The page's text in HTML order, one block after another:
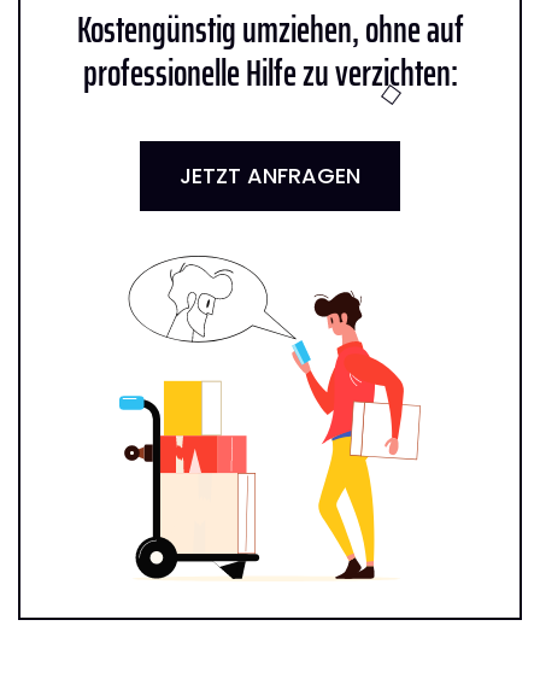
Kostengünstig umziehen, ohne auf
professionelle Hilfe zu verzichten:
JETZT ANFRAGEN